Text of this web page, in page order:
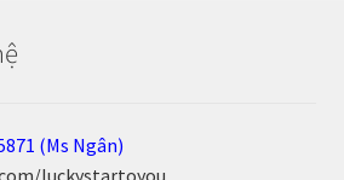
(Ms Ngân)